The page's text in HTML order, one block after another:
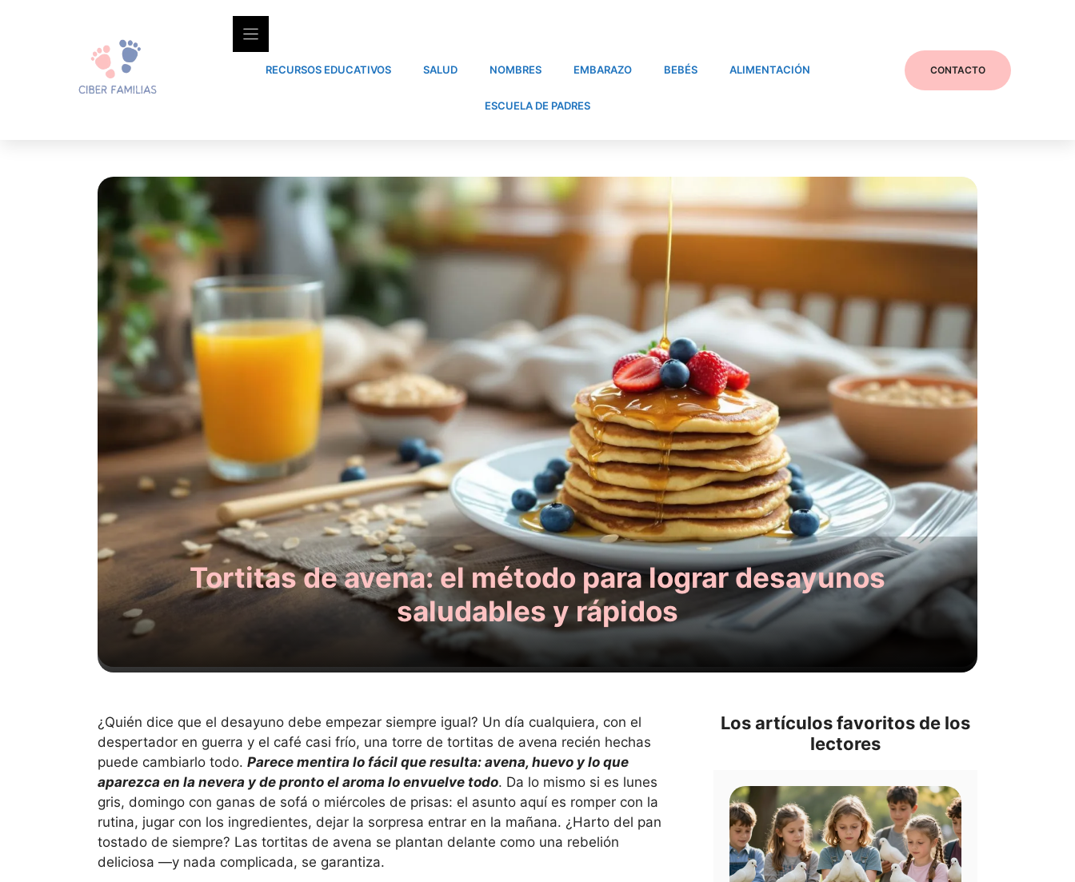
RECURSOS EDUCATIVOS SALUD NOMBRES EMBARAZO BEBÉS ALIMENTACIÓN
ESCUELA DE PADRES
CONTACTO
Tortitas de avena: el método para lograr desayunos
saludables y rápidos
¿Quién dice que el desayuno debe empezar siempre igual? Un día cualquiera, con el
despertador en guerra y el café casi frío, una torre de tortitas de avena recién hechas
puede cambiarlo todo. Parece mentira lo fácil que resulta: avena, huevo y lo que
aparezca en la nevera y de pronto el aroma lo envuelve todo. Da lo mismo si es lunes
gris, domingo con ganas de sofá o miércoles de prisas: el asunto aquí es romper con la
rutina, jugar con los ingredientes, dejar la sorpresa entrar en la mañana. ¿Harto del pan
tostado de siempre? Las tortitas de avena se plantan delante como una rebelión
deliciosa —y nada complicada, se garantiza.
Los artículos favoritos de los
lectores